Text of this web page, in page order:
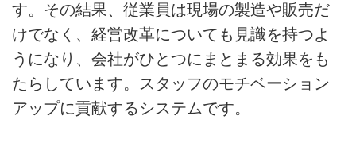
す。その結果、従業員は現場の製造や販売だ
けでなく、経営改革についても見識を持つよ
うになり、会社がひとつにまとまる効果をも
たらしています。スタッフのモチベーション
アップに貢献するシステムです。